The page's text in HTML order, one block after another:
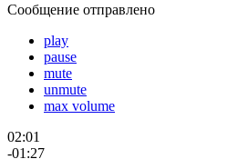
Сообщение отправлено
play
pause
mute
unmute
max volume
02:01
-01:27